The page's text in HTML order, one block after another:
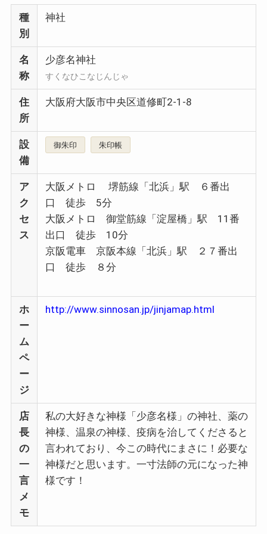
種
別
神社
名
称
少彦名神社
すくなひこなじんじゃ
住
所
大阪府大阪市中央区道修町2-1-8
設
備
御朱印 朱印帳
ア
ク
セ
ス
大阪メトロ 堺筋線「北浜」駅 ６番出
口 徒歩 5分
大阪メトロ 御堂筋線「淀屋橋」駅 11番
出口 徒歩 10分
京阪電車 京阪本線「北浜」駅 ２７番出
口 徒歩 ８分
ホ
ー
ム
ペ
ー
ジ
http://www.sinnosan.jp/jinjamap.html
店
長
の
一
言
メ
モ
私の大好きな神様「少彦名様」の神社、薬の
神様、温泉の神様、疫病を治してくださると
言われており、今この時代にまさに！必要な
神様だと思います。一寸法師の元になった神
様です！